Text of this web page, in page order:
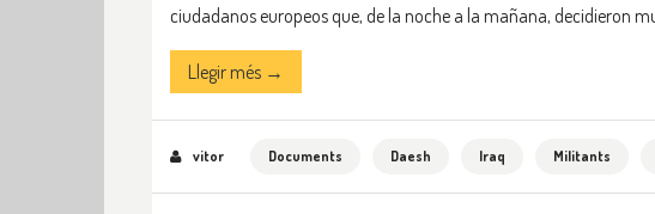
ciudadanos europeos que, de la noche a la mañana, decidieron
Llegir més →
vitor Documents Daesh Iraq Militants